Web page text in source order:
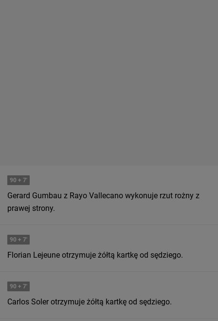
90 + 7'
Gerard Gumbau z Rayo Vallecano wykonuje rzut rożny z
prawej strony.
90 + 7'
Florian Lejeune otrzymuje żółtą kartkę od sędziego.
90 + 7'
Carlos Soler otrzymuje żółtą kartkę od sędziego.